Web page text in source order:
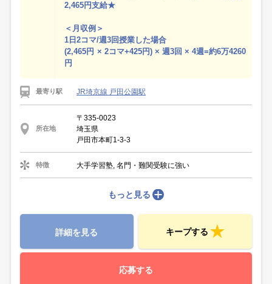
2,465円支給★
＜月収例＞
1日2コマ/週3回授業した場合
(2,465円 × 2コマ+425円) × 週3回 × 4週=約6万4260
円
最寄り駅 JR埼京線 戸田公園駅
所在地
〒335-0023
埼玉県
戸田市本町1-3-3
特徴 大手学習塾, 名門・難関受験に強い
もっと見る
詳細を見る キープする
応募する